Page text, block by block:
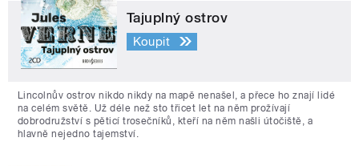
Tajuplný ostrov
Koupit
Lincolnův ostrov nikdo nikdy na mapě nenašel, a přece ho znají lidé
na celém světě. Už déle než sto třicet let na něm prožívají
dobrodružství s pěticí trosečníků, kteří na něm našli útočiště, a
hlavně nejedno tajemství.